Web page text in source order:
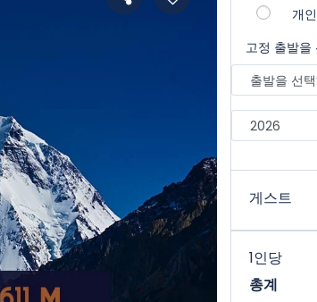
개
고정 출발을
게스트
1인당
총계